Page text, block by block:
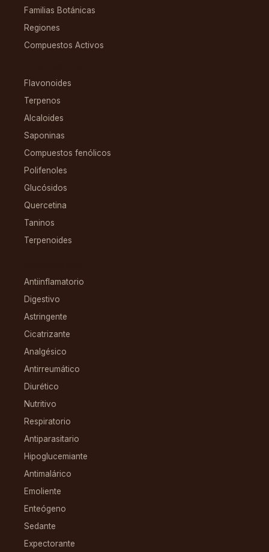
Familias Botánicas
Regiones
Compuestos Activos
Flavonoides
Terpenos
Alcaloides
Saponinas
Compuestos fenólicos
Polifenoles
Glucósidos
Quercetina
Taninos
Terpenoides
Antiinflamatorio
Digestivo
Astringente
Cicatrizante
Analgésico
Antirreumático
Diurético
Nutritivo
Respiratorio
Antiparasitario
Hipoglucemiante
Antimalárico
Emoliente
Enteógeno
Sedante
Expectorante